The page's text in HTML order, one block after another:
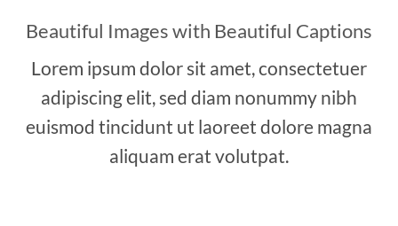
Beautiful Images with Beautiful Captions
Lorem ipsum dolor sit amet, consectetuer
adipiscing elit, sed diam nonummy nibh
euismod tincidunt ut laoreet dolore magna
aliquam erat volutpat.